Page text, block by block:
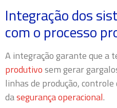
Integração dos
com o processo
A integração garante que a
produtivosem gerar
linhas de produção,
dasegurança operacional.